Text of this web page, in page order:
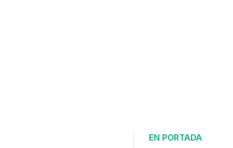
EN PORTADA